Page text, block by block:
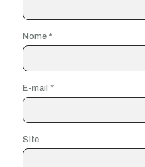
Nome *
E-mail *
Site